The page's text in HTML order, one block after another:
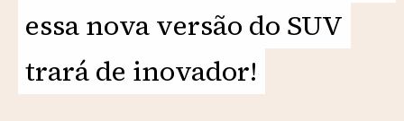
essa nova versão do SUV
trará de inovador!
essa nova versão do SUV
trará de inovador!